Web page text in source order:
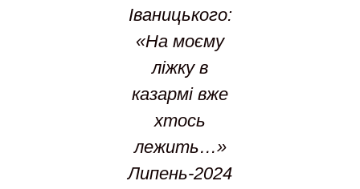
Іваницького:
«На моєму
ліжку в
казармі вже
хтось
лежить…»
Липень-2024